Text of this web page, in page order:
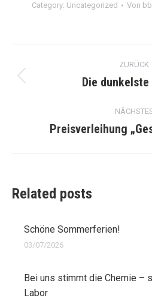
Category: Uncategorized Von
ZURÜCK
Die dunkelste
Preisverleihung
Related posts
Schöne Sommerferien!
03/07/2026
Bei uns stimmt die Chemie –
Labor